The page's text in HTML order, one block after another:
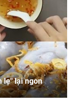
lẹ" lại ngon